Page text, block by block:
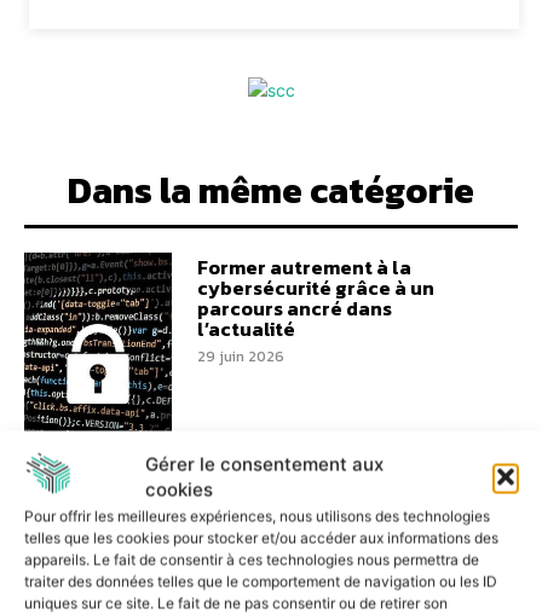
Gérer le consentement aux
cookies
Pour offrir les meilleures expériences, nous utilisons des technologies
telles que les cookies pour stocker et/ou accéder aux informations des
appareils. Le fait de consentir à ces technologies nous permettra de
traiter des données telles que le comportement de navigation ou les ID
uniques sur ce site. Le fait de ne pas consentir ou de retirer son
Dans la même catégorie
Former autrement à la
cybersécurité grâce à un
parcours ancré dans
l’actualité
29 juin 2026
Cleansoft Academy
accompagne la montée en
puissance des métiers liés aux
datacenters
17 juin 2026